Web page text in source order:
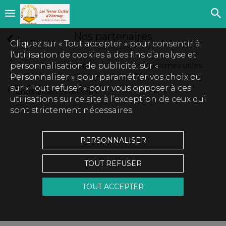
3 catégories
Lieu de réalisations organismes utiles
Entreprises et artisans
Cliquez sur « Tout accepter » pour consentir à
l'utilisation de cookies à des fins d’analyse et
personnalisation de publicité, sur «
Personnaliser » pour paramétrer vos choix ou
sur « Tout refuser » pour vous opposer à ces
utilisations sur ce site à l’exception de ceux qui
sont strictement nécessaires.
PERSONNALISER
TOUT REFUSER
TOUT ACCEPTER